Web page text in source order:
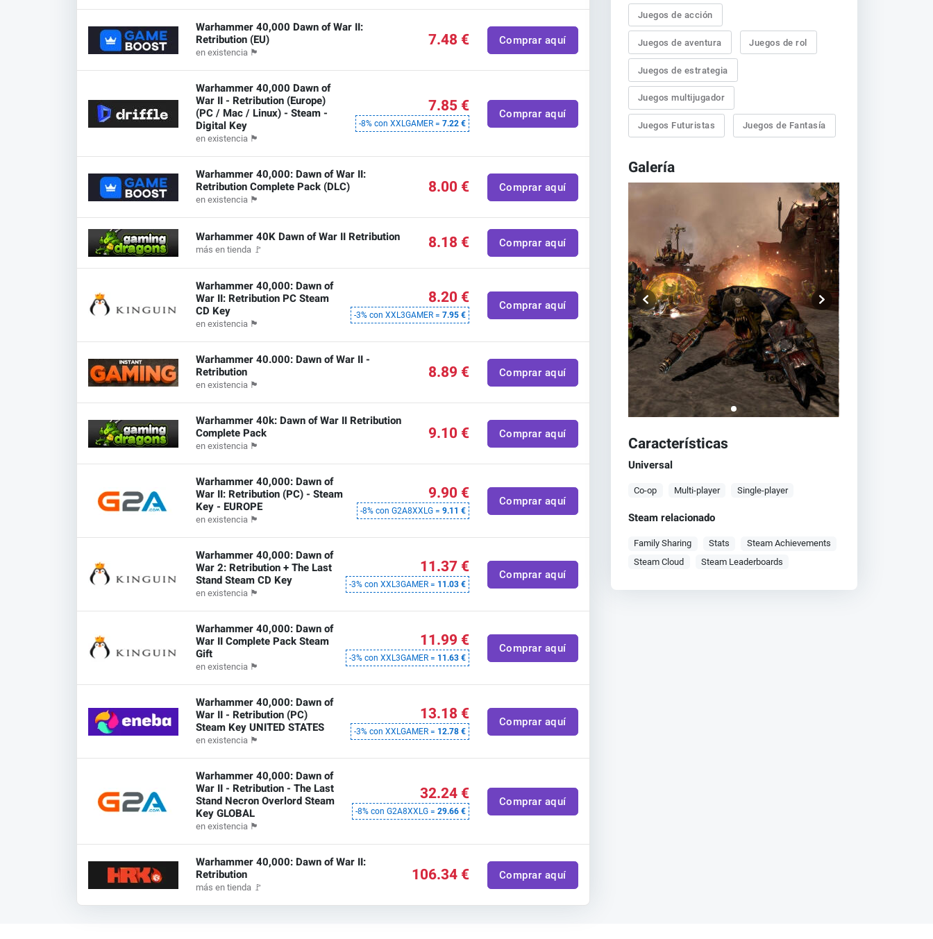
Warhammer 40,000 Dawn of War II:
Retribution (EU)
en existencia 🏴
7.48 € Comprar aquí
Warhammer 40,000 Dawn of
War II - Retribution (Europe)
(PC / Mac / Linux) - Steam -
Digital Key
en existencia 🏴
7.85 €
-8% con XXLGAMER = 7.22 €
Comprar aquí
Warhammer 40,000: Dawn of War II:
Retribution Complete Pack (DLC)
en existencia 🏴
8.00 € Comprar aquí
Warhammer 40K Dawn of War II Retribution
más en tienda 🚩 8.18 € Comprar aquí
Warhammer 40,000: Dawn of
War II: Retribution PC Steam
CD Key
en existencia 🏴
8.20 €
-3% con XXL3GAMER = 7.95 €
Comprar aquí
Warhammer 40.000: Dawn of War II -
Retribution
en existencia 🏴
8.89 € Comprar aquí
Warhammer 40k: Dawn of War II Retribution
Complete Pack
en existencia 🏴
9.10 € Comprar aquí
Warhammer 40,000: Dawn of
War II: Retribution (PC) - Steam
Key - EUROPE
en existencia 🏴
9.90 €
-8% con G2A8XXLG = 9.11 €
Comprar aquí
Warhammer 40,000: Dawn of
War 2: Retribution + The Last
Stand Steam CD Key
en existencia 🏴
11.37 €
-3% con XXL3GAMER = 11.03 €
Comprar aquí
Warhammer 40,000: Dawn of
War II Complete Pack Steam
Gift
en existencia 🏴
11.99 €
-3% con XXL3GAMER = 11.63 €
Comprar aquí
Warhammer 40,000: Dawn of
War II - Retribution (PC)
Steam Key UNITED STATES
en existencia 🏴
13.18 €
-3% con XXLGAMER = 12.78 €
Comprar aquí
Warhammer 40,000: Dawn of
War II - Retribution - The Last
Stand Necron Overlord Steam
Key GLOBAL
en existencia 🏴
32.24 €
-8% con G2A8XXLG = 29.66 €
Comprar aquí
Warhammer 40,000: Dawn of War II:
Retribution
más en tienda 🚩
106.34 € Comprar aquí
Juegos de acción
Juegos de aventura Juegos de rol
Juegos de estrategia
Juegos multijugador
Juegos Futuristas Juegos de Fantasía
Galería
Características
Universal
Co-op Multi-player Single-player
Steam relacionado
Family Sharing Stats
Steam Achievements
Steam Cloud
Steam Leaderboards